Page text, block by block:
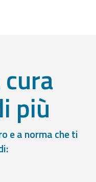
più
e a norma che ti